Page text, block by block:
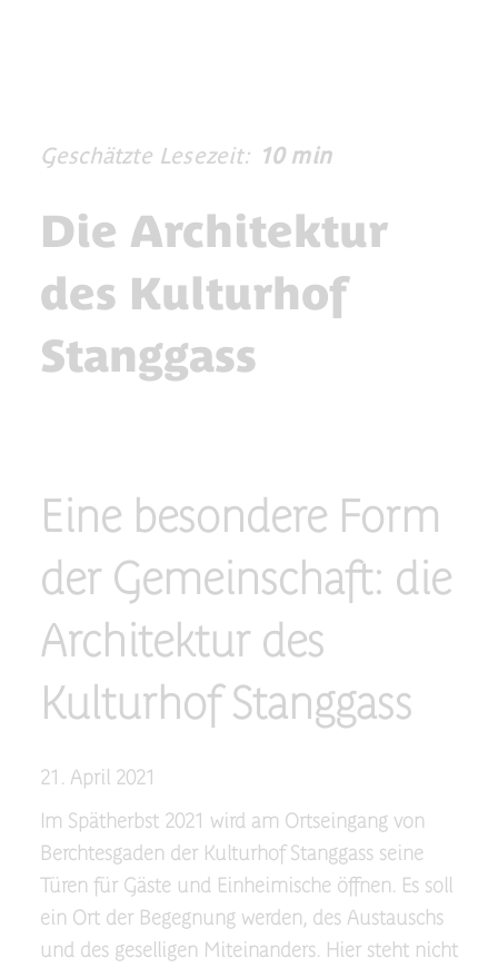
Geschätzte Lesezeit: 10 min
Die Architektur
des Kulturhof
Stanggass
Eine besondere Form
der Gemeinschaft: die
Architektur des
Kulturhof Stanggass
21. April 2021
Im Spätherbst 2021 wird am Ortseingang von
Berchtesgaden der Kulturhof Stanggass seine
Türen für Gäste und Einheimische öffnen. Es soll
ein Ort der Begegnung werden, des Austauschs
und des geselligen Miteinanders. Hier steht nicht